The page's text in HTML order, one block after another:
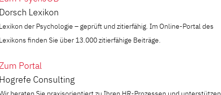
Lexikon
der Psychologie – geprüft und zitierfähig. Im Online-Portal des
finden Sie über 13.000 zitierfähige Beiträge.
Portal
Consulting